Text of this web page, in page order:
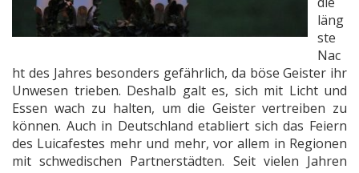
läng
ste
Nac
ht des Jahres besonders gefährlich, da böse Geister ihr
Unwesen trieben. Deshalb galt es, sich mit Licht und
Essen wach zu halten, um die Geister vertreiben zu
können. Auch in Deutschland etabliert sich das Feiern
des Luicafestes mehr und mehr, vor allem in Regionen
mit schwedischen Partnerstädten. Seit vielen Jahren